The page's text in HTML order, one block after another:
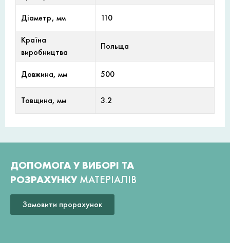
Діаметр, мм 110
Країна
виробництва
Польща
Довжина, мм 500
Товщина, мм 3.2
ДОПОМОГА У ВИБОРІ ТА
РОЗРАХУНКУ МАТЕРІАЛІВ
Замовити прорахунок